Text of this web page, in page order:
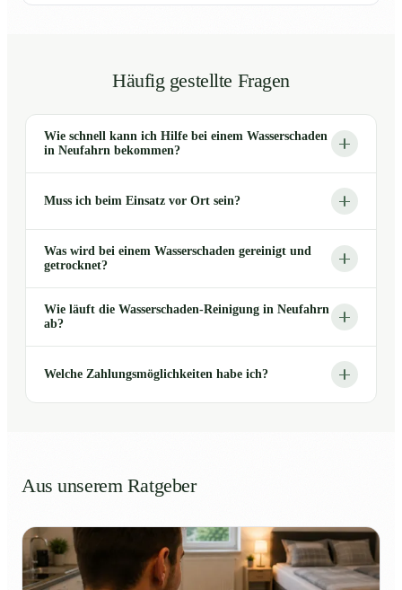
Häufig gestellte Fragen
Wie schnell kann ich Hilfe bei einem Wasserschaden
in Neufahrn bekommen?
Muss ich beim Einsatz vor Ort sein?
Was wird bei einem Wasserschaden gereinigt und
getrocknet?
Wie läuft die Wasserschaden-Reinigung in Neufahrn
ab?
Welche Zahlungsmöglichkeiten habe ich?
Aus unserem Ratgeber